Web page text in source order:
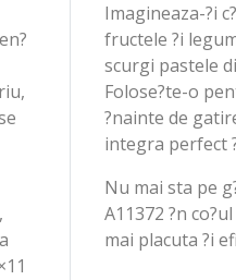
Imagineaza-?i
fructele ?i
scurgi pastele
Folose?te-o
?nainte de
integra perfect
Nu mai sta pe
A11372 ?n
mai placuta ?i